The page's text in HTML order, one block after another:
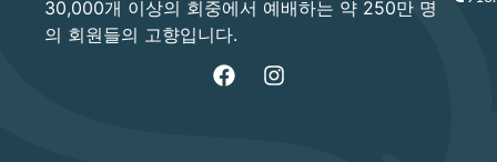
30,000개 이상의 회중에서 예배하는 약 250만 명
의 회원들의 고향입니다.